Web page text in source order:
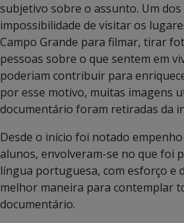
subjetivo sobre o assunto. Um
impossibilidade de visitar os
Campo Grande para filmar, tirar
pessoas sobre o que sentem em
poderiam contribuir para
por esse motivo, muitas imagens
documentário foram retiradas da
Desde o início foi notado
alunos, envolveram-se no que foi
língua portuguesa, com esforço e
melhor maneira para contemplar
documentário.